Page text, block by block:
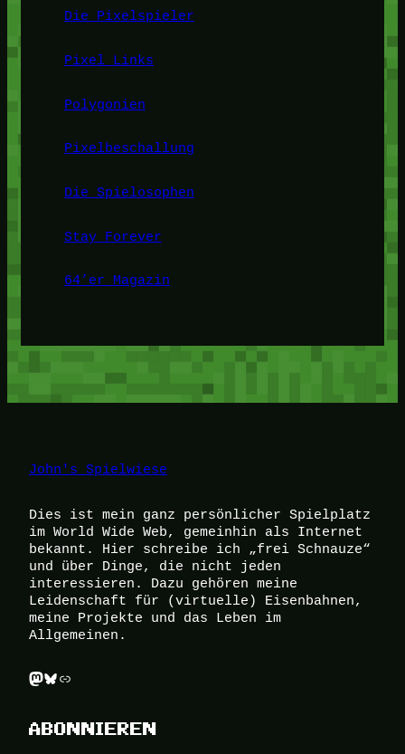
Die Pixelspieler
Pixel Links
Polygonien
Pixelbeschallung
Die Spielosophen
Stay Forever
64’er Magazin
John's Spielwiese
Dies ist mein ganz persönlicher Spielplatz
im World Wide Web, gemeinhin als Internet
bekannt. Hier schreibe ich „frei Schnauze“
und über Dinge, die nicht jeden
interessieren. Dazu gehören meine
Leidenschaft für (virtuelle) Eisenbahnen,
meine Projekte und das Leben im
Allgemeinen.
Mastodon Bluesky Link
ABONNIEREN